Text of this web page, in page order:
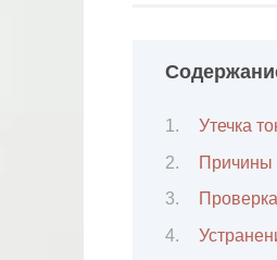
Утечка
Причины